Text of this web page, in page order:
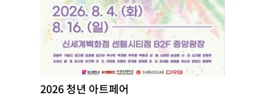
2026 청년 아트페어